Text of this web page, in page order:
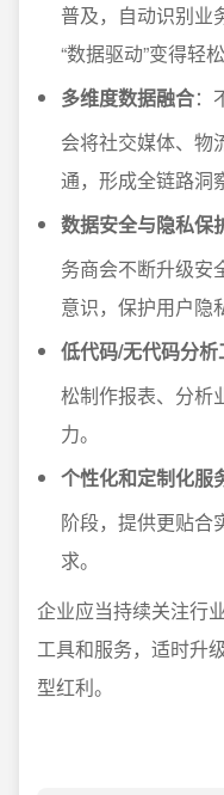
普及，自动识别业
“数据驱动”变得轻
多维度数据融合：
会将社交媒体、物
通，形成全链路洞
数据安全与隐私保
务商会不断升级安
意识，保护用户隐
低代码/无代码分
松制作报表、分析
力。
个性化和定制化服
阶段，提供更贴合
求。
企业应当持续关注行
工具和服务，适时升
型红利。